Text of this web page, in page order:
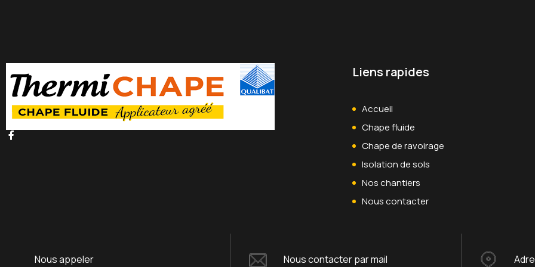
Liens rapides
Accueil
Chape fluide
Chape de ravoirage
Isolation de sols
Nos chantiers
Nous contacter
Nous appeler Nous contacter par mail